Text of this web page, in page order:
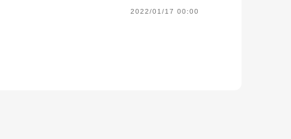
2022/01/17 00:00